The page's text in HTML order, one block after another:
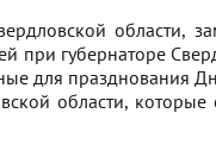
области,
при губернаторе
для празднования
области, которые